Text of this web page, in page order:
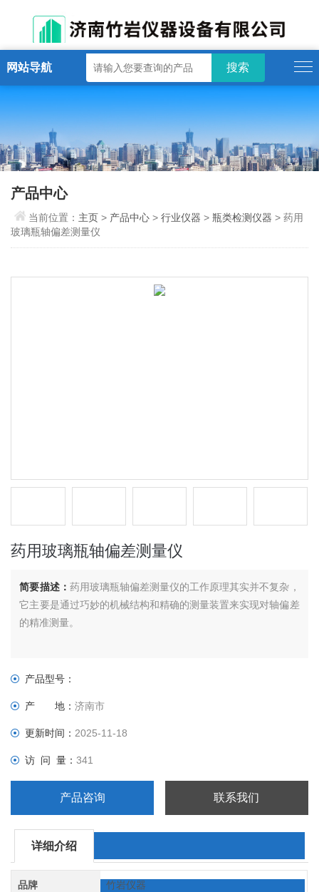
网站导航
产品中心
当前位置： 主页> 产品中心 >行业仪器 >瓶类检测仪器 > 药用
玻璃瓶轴偏差测量仪
药用玻璃瓶轴偏差测量仪
简要描述： 药用玻璃瓶轴偏差测量仪的工作原理其实并不复杂，
它主要是通过巧妙的机械结构和精确的测量装置来实现对轴偏差
的精准测量。
产品型号：
产 地：济南市
更新时间：2025-11-18
访 问 量：341
产品咨询 联系我们
详细介绍
品牌 竹岩仪器